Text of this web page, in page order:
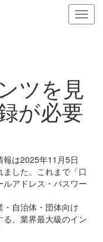
ナ
ビ
の
表
替
え
ツを見
が必要
は2025年11月5日
ました。これまで「口
アドレス・パスワー
自治体・団体向け
、業界最大級のイン